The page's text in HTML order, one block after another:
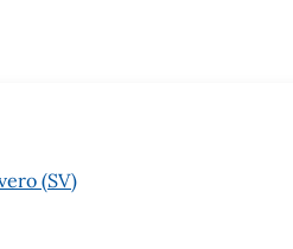
(SV)